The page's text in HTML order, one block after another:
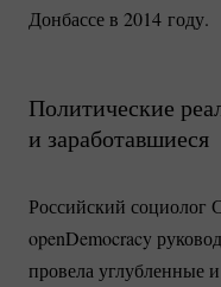
Донбассе в 2014 году.
Политические
и заработавшиеся
Российский социолог
openDemocracy
провела углубленные